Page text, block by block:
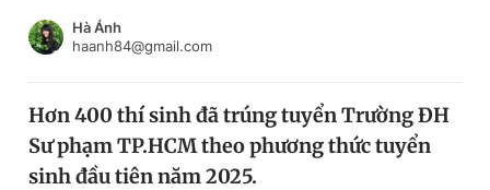
Chào ngày mới
Video Magazine
Đăng xuất
Hà Ánh
haanh84@gmail.com
Hơn 400 thí sinh đã trúng tuyển Trường ĐH
Sư phạm TP.HCM theo phương thức tuyển
sinh đầu tiên năm 2025.